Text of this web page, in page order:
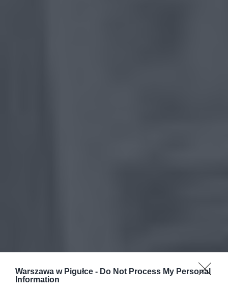
Warszawa w Pigułce - Do Not Process My Personal
Information